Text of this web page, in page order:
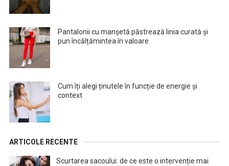
Pantalonii cu manșetă păstrează linia curată și
pun încălțămintea în valoare
Cum îți alegi ținutele în funcție de energie și
context
ARTICOLE RECENTE
Scurtarea sacoului: de ce este o intervenție mai